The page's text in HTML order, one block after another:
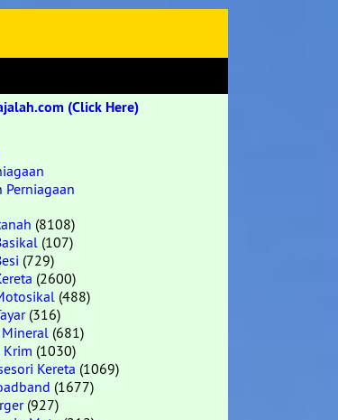
(Click Here)
Perniagaan
(8108)
(107)
(729)
(2600)
(488)
(316)
Mineral (681)
Krim (1030)
Kereta (1069)
(1677)
(927)